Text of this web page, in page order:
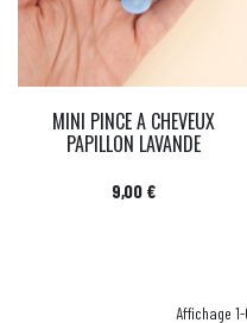
MINI PINCE A CHEVEUX
PAPILLON LAVANDE
Prix
9,00 €
Affichage